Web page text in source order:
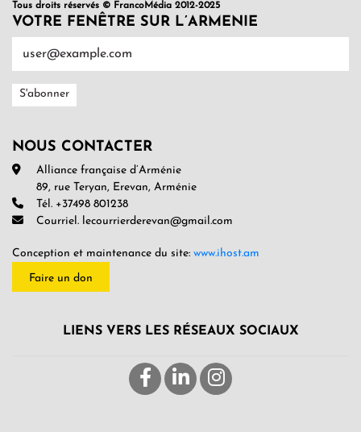
Tous droits réservés © FrancoMédia 2012-2025
VOTRE FENÊTRE SUR L’ARMENIE
NOUS CONTACTER
Alliance française d’Arménie
89, rue Teryan, Erevan, Arménie
Tél. +37498 801238
Courriel. lecourrierderevan@gmail.com
Conception et maintenance du site: www.ihost.am
Faire un don
LIENS VERS LES RÉSEAUX SOCIAUX